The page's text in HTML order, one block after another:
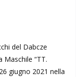
del Dabcze
Maschile “TT.
giugno 2021 nella